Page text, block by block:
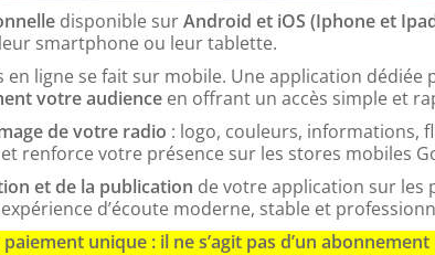
disponible surAndroid et iOS (Iphone et
smartphone ou leur tablette.
en ligne se fait sur mobile. Une application
votre audienceen offrant un accès simple et
de votre radio : logo, couleurs, informations,
renforce votre présence sur les stores mobiles
et de la publication de votre application sur les
d’écoute moderne, stable et
unique : il ne s’agit pas d’un